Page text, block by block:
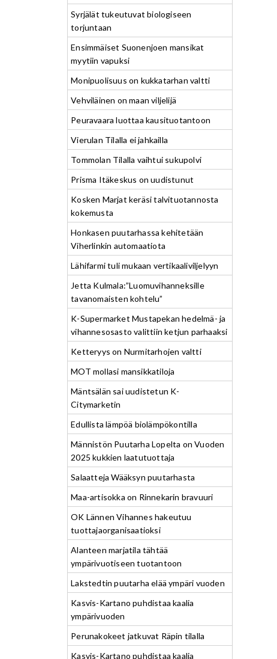
Syrjälät tukeutuvat biologiseen
torjuntaan
Ensimmäiset Suonenjoen mansikat
myytiin vapuksi
Monipuolisuus on kukkatarhan valtti
Vehviläinen on maan viljelijä
Peuravaara luottaa kausituotantoon
Vierulan Tilalla ei jahkailla
Tommolan Tilalla vaihtui sukupolvi
Prisma Itäkeskus on uudistunut
Kosken Marjat keräsi talvituotannosta
kokemusta
Honkasen puutarhassa kehitetään
Viherlinkin automaatiota
Lähifarmi tuli mukaan vertikaaliviljelyyn
Jetta Kulmala:”Luomuvihanneksille
tavanomaisten kohtelu”
K-Supermarket Mustapekan hedelmä- ja
vihannesosasto valittiin ketjun parhaaksi
Ketteryys on Nurmitarhojen valtti
MOT mollasi mansikkatiloja
Mäntsälän sai uudistetun K-
Citymarketin
Edullista lämpöä biolämpökontilla
Männistön Puutarha Lopelta on Vuoden
2025 kukkien laatutuottaja
Salaatteja Wääksyn puutarhasta
Maa-artisokka on Rinnekarin bravuuri
OK Lännen Vihannes hakeutuu
tuottajaorganisaatioksi
Alanteen marjatila tähtää
ympärivuotiseen tuotantoon
Lakstedtin puutarha elää ympäri vuoden
Kasvis-Kartano puhdistaa kaalia
ympärivuoden
Perunakokeet jatkuvat Räpin tilalla
Kasvis-Kartano puhdistaa kaalia